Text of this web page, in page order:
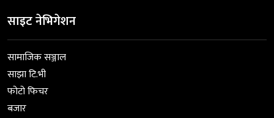
साइट नेभिगेशन
सामाजिक सञ्जाल
साझा टि.भी
फोटो फिचर
बजार